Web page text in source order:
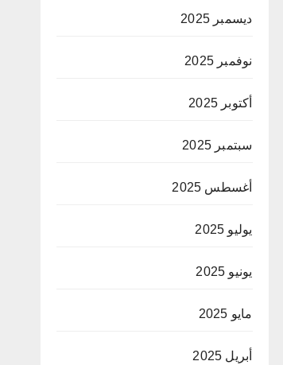
ديسمبر 2025
نوفمبر 2025
أكتوبر 2025
سبتمبر 2025
أغسطس 2025
يوليو 2025
يونيو 2025
مايو 2025
أبريل 2025